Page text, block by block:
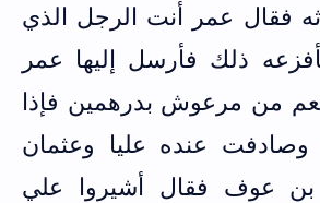
فقال عمر أنت الرجل الذي
ذلك فأرسل إليها عمر
من مرعوش بدرهمين فإذا
عنده عليا وعثمان
بن عوف فقال أشيروا علي